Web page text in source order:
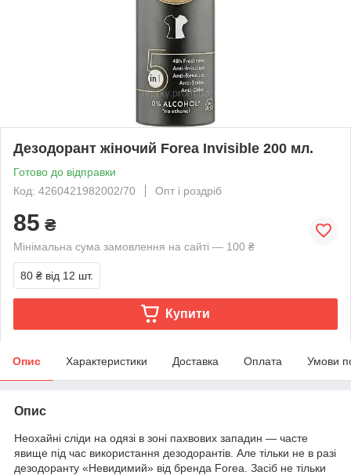
Дезодорант жіночий Forea Invisible 200 мл.
Готово до відправки
Код: 4260421982002/70
Опт і роздріб
85 ₴
Мінімальна сума замовлення на сайті — 100 ₴
80 ₴ від 12 шт.
Купити
Опис Характеристики Доставка Оплата Умови
Опис
Неохайні сліди на одязі в зоні пахвових западин — часте
явище під час використання дезодорантів. Але тільки не в разі
дезодоранту «Невидимий» від бренда Forea. Засіб не тільки